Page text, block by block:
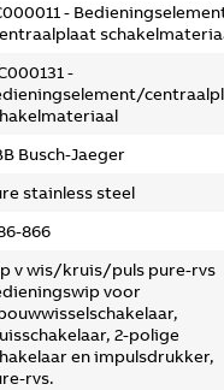
-
-
Busch-Jaeger
stainless steel
866
v wis/kruis/puls pure-rvs
voor
2-polige
en impulsdrukker,
rvs.